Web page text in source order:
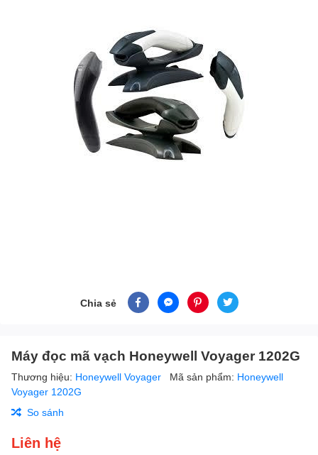
Chia sẻ
Máy đọc mã vạch Honeywell Voyager 1202G
Thương hiệu: Honeywell Voyager Mã sản phẩm: Honeywell
Voyager 1202G
So sánh
Liên hệ